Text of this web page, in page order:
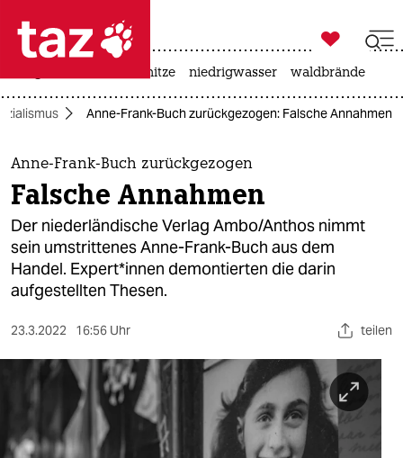
 taz zahl ich
taz zahl ich
themen
politik
öko
gesellschaft
kultur
sport
berlin
nord

taz zahl ich
hitze niedrigwasser waldbrände
Anne-Frank-Buch zurückgezogen: Falsche Annahmen
Anne-Frank-Buch zurückgezogen
Falsche Annahmen
Der niederländische Verlag Ambo/Anthos nimmt
sein umstrittenes Anne-Frank-Buch aus dem
Handel. Ex­per­t*in­nen demontierten die darin
aufgestellten Thesen.
23.3.2022 16:56 Uhr teilen